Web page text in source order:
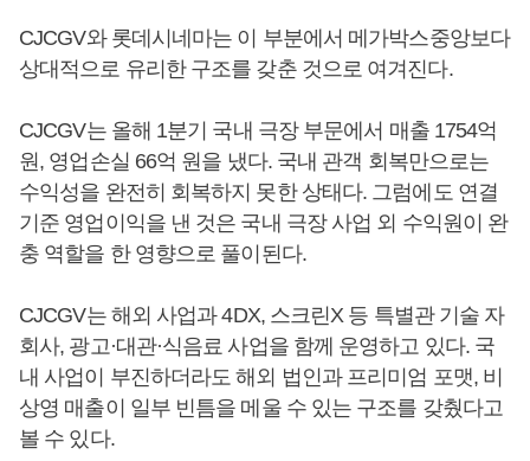
CJCGV와 롯데시네마는 이 부분에서 메가박스중앙보다
상대적으로 유리한 구조를 갖춘 것으로 여겨진다.
CJCGV는 올해 1분기 국내 극장 부문에서 매출 1754억
원, 영업손실 66억 원을 냈다. 국내 관객 회복만으로는
수익성을 완전히 회복하지 못한 상태다. 그럼에도 연결
기준 영업이익을 낸 것은 국내 극장 사업 외 수익원이 완
충 역할을 한 영향으로 풀이된다.
CJCGV는 해외 사업과 4DX, 스크린X 등 특별관 기술 자
회사, 광고·대관·식음료 사업을 함께 운영하고 있다. 국
내 사업이 부진하더라도 해외 법인과 프리미엄 포맷, 비
상영 매출이 일부 빈틈을 메울 수 있는 구조를 갖췄다고
볼 수 있다.